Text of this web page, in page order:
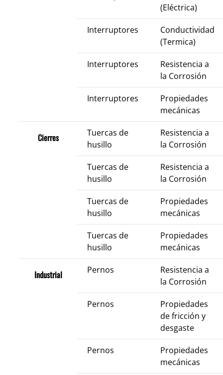
(Eléctrica)
Interruptores
Conductividad
(Termica)
Interruptores
Resistencia a
la Corrosión
Interruptores
Propiedades
mecánicas
Cierres
Tuercas de
husillo
Resistencia a
la Corrosión
Tuercas de
husillo
Resistencia a
la Corrosión
Tuercas de
husillo
Propiedades
mecánicas
Tuercas de
husillo
Propiedades
mecánicas
Industrial Pernos
Resistencia a
la Corrosión
Pernos
Propiedades
de fricción y
desgaste
Pernos
Propiedades
mecánicas